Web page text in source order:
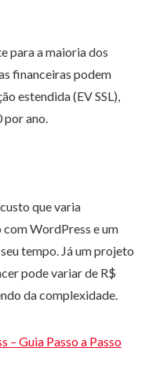
para a maioria dos
financeiras podem
estendida (EV SSL),
por ano.
que varia
WordPress e um
tempo. Já um projeto
pode variar de R$
da complexidade.
– Guia Passo a Passo